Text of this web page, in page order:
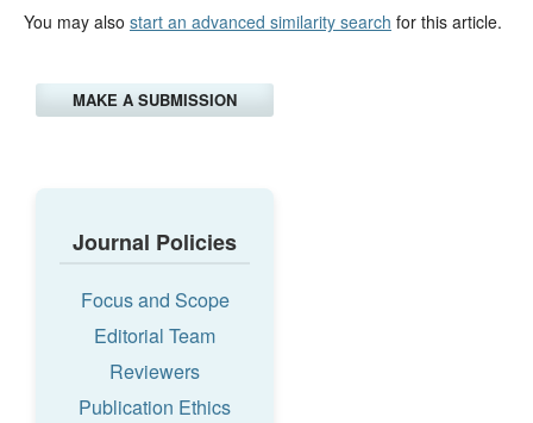
You may also start an advanced similarity search for this article.
MAKE A SUBMISSION
Journal Policies
Focus and Scope
Editorial Team
Reviewers
Publication Ethics